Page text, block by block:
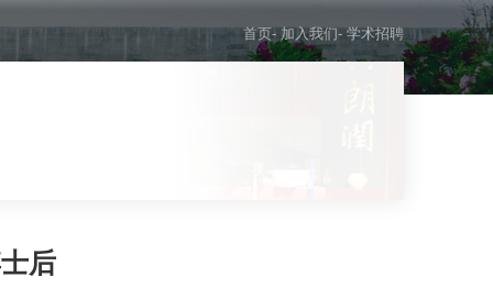
首页- 加入我们- 学术招聘
后